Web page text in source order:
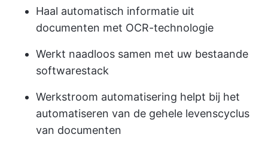
Haal automatisch informatie uit
documenten met OCR-technologie
Werkt naadloos samen met uw bestaande
softwarestack
Werkstroom automatisering helpt bij het
automatiseren van de gehele levenscyclus
van documenten